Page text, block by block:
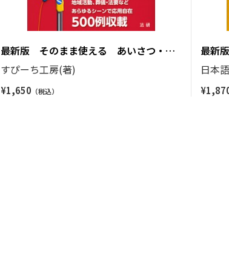
最新版 そのまま使える あいさつ・ス
ピーチ
すぴーち工房(著)
¥1,650
最新
日本
¥